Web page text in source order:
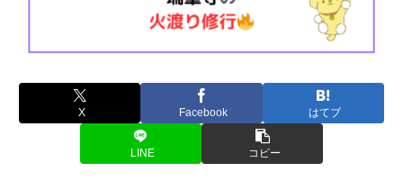
X Facebook はてブ
LINE コピー